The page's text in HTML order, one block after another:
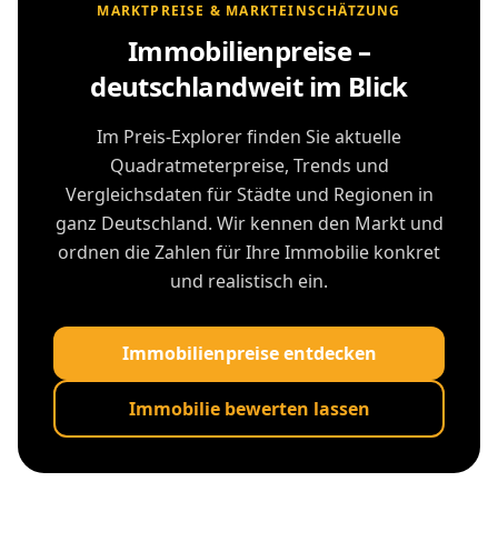
MARKTPREISE & MARKTEINSCHÄTZUNG
Immobilienpreise –
deutschlandweit im Blick
Im Preis-Explorer finden Sie aktuelle
Quadratmeterpreise, Trends und
Vergleichsdaten für Städte und Regionen in
ganz Deutschland. Wir kennen den Markt und
ordnen die Zahlen für Ihre Immobilie konkret
und realistisch ein.
Immobilienpreise entdecken
Immobilie bewerten lassen